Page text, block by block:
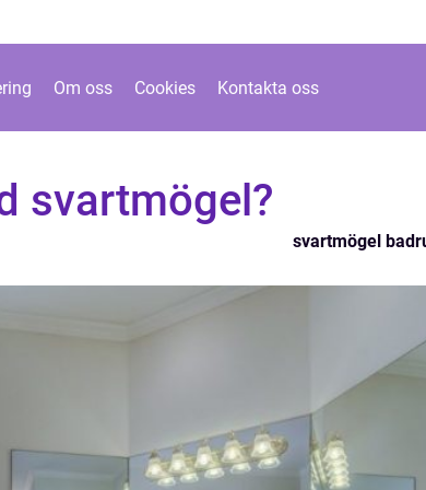
Om oss Cookies Kontakta oss
svartmögel?
svartmögel